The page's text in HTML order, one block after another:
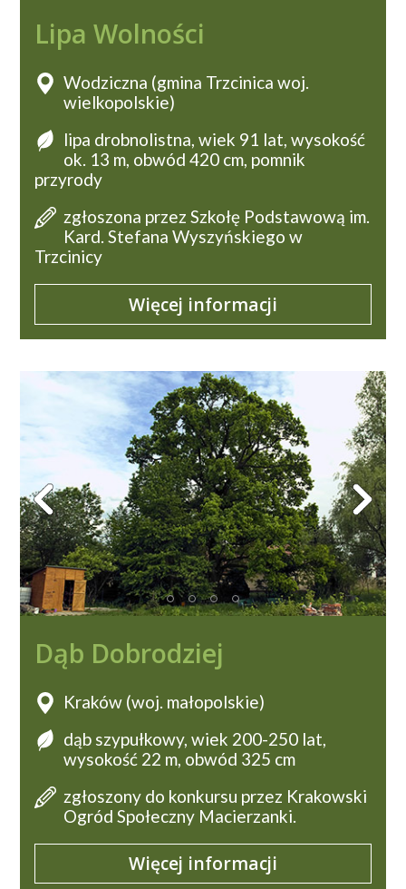
Lipa Wolności
Wodziczna (gmina Trzcinica woj.
wielkopolskie)
lipa drobnolistna, wiek 91 lat, wysokość
ok. 13 m, obwód 420 cm, pomnik
przyrody
zgłoszona przez Szkołę Podstawową im.
Kard. Stefana Wyszyńskiego w
Trzcinicy
Więcej informacji
Dąb Dobrodziej
Kraków (woj. małopolskie)
dąb szypułkowy, wiek 200-250 lat,
wysokość 22 m, obwód 325 cm
zgłoszony do konkursu przez Krakowski
Ogród Społeczny Macierzanki.
Więcej informacji